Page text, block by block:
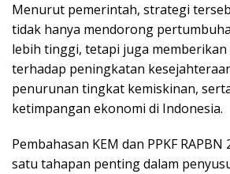
Menurut pemerintah, strategi
tidak hanya mendorong
lebih tinggi, tetapi juga
terhadap peningkatan
penurunan tingkat kemiskinan,
ketimpangan ekonomi di Indonesia.
Pembahasan KEM dan PPKF
satu tahapan penting dalam